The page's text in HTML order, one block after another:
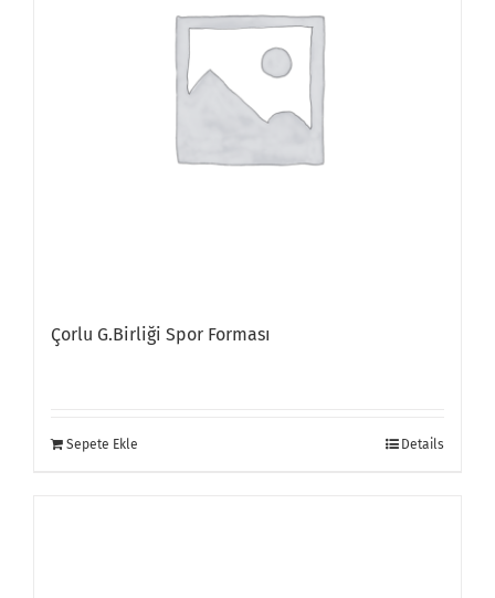
Çorlu G.Birliği Spor Forması
Sepete Ekle Details